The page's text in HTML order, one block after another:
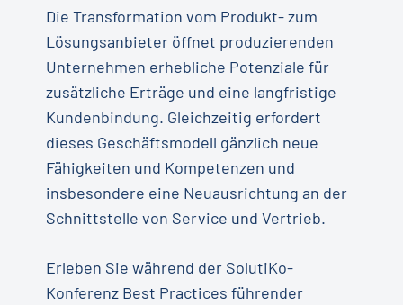
Die Transformation vom Produkt- zum
Lösungsanbieter öffnet produzierenden
Unternehmen erhebliche Potenziale für
zusätzliche Erträge und eine langfristige
Kundenbindung. Gleichzeitig erfordert
dieses Geschäftsmodell gänzlich neue
Fähigkeiten und Kompetenzen und
insbesondere eine Neuausrichtung an der
Schnittstelle von Service und Vertrieb.
Erleben Sie während der SolutiKo-
Konferenz Best Practices führender